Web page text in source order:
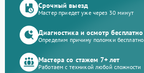
Срочный выезд
Мастер приедет уже через 30 минут
Диагностика и осмотр бесплатно
Определим причину поломки бесплатно
Мастера со стажем 7+ лет
Работаем с техникой любой сложности